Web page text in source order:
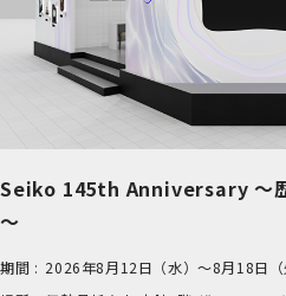
Seiko 145th Anniversary ～
～
期間 : 2026年8月12日（水）～8月18日（